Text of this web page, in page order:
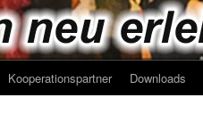
Kooperationspartner Downloads